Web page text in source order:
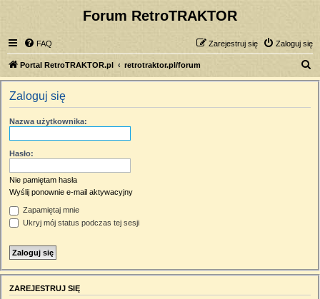
Forum RetroTRAKTOR
FAQ Zaloguj się
Zarejestruj się
Portal RetroTRAKTOR.pl retrotraktor.pl/forum
z
Zaloguj się
Nazwa użytkownika:
Hasło:
Nie pamiętam hasła
Wyślij ponownie e-mail aktywacyjny
Zapamiętaj mnie
Ukryj mój status podczas tej sesji
ZAREJESTRUJ SIĘ